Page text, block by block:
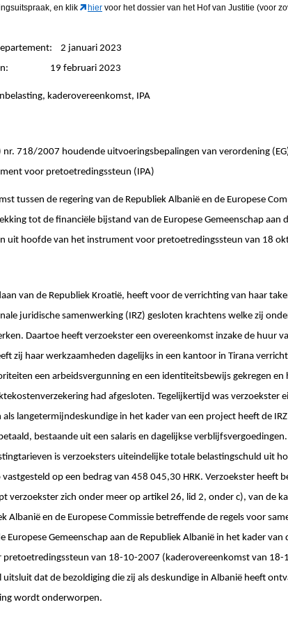
en klik hier voor het dossier van het Hof van Justitie (voor
2 januari 2023
19 februari 2023
kaderovereenkomst, IPA
2007 houdende uitvoeringsbepalingen van verordening
voor pretoetredingssteun (IPA)
de regering van de Republiek Albanië en de Europese
tot de financiële bijstand van de Europese Gemeenschap aan
uit hoofde van het instrument voor pretoetredingssteun van 18
van de Republiek Kroatië, heeft voor de verrichting van haar
juridische samenwerking (IRZ) gesloten krachtens welke zij
Daartoe heeft verzoekster een overeenkomst inzake de huur
zij haar werkzaamheden dagelijks in een kantoor in Tirana
een arbeidsvergunning en een identiteitsbewijs gekregen
had afgesloten. Tegelijkertijd was verzoekster
als langetermijndeskundige in het kader van een project heeft de
bestaande uit een salaris en dagelijkse
is verzoeksters uiteindelijke totale belastingschuld uit
op een bedrag van 458 045,30 HRK. Verzoekster heeft
verzoekster zich onder meer op artikel 26, lid 2, onder c), van de
Albanië en de Europese Commissie betreffende de regels voor
Europese Gemeenschap aan de Republiek Albanië in het kader
van 18-10-2007 (kaderovereenkomst van 18-
dat de bezoldiging die zij als deskundige in Albanië heeft
wordt onderworpen.